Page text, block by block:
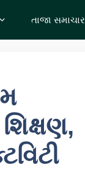
તાજા સમાચાર